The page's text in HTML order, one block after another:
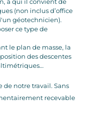
(non inclus d’office
géotechnicien).
ce type de
le plan de masse, la
des descentes
de notre travail. Sans
recevable